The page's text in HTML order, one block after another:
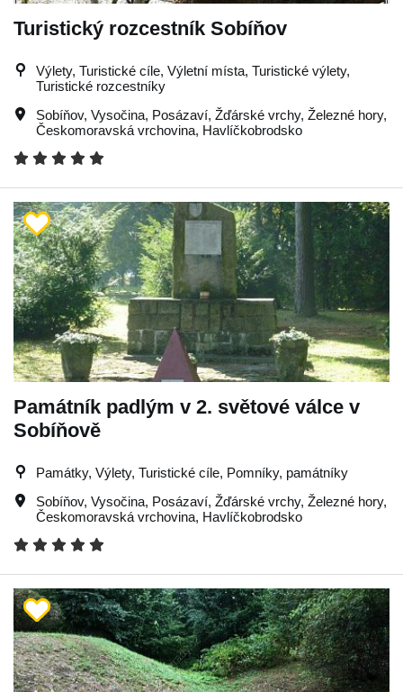
Turistický rozcestník Sobíňov
Výlety, Turistické cíle, Výletní místa, Turistické výlety,
Turistické rozcestníky
Sobíňov, Vysočina, Posázaví, Žďárské vrchy, Železné hory,
Českomoravská vrchovina, Havlíčkobrodsko
Památník padlým v 2. světové válce v
Sobíňově
Památky, Výlety, Turistické cíle, Pomníky, památníky
Sobíňov, Vysočina, Posázaví, Žďárské vrchy, Železné hory,
Českomoravská vrchovina, Havlíčkobrodsko